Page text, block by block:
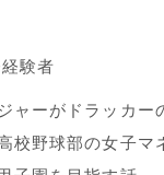
験者
ーがドラッカー
校野球部の女子マ